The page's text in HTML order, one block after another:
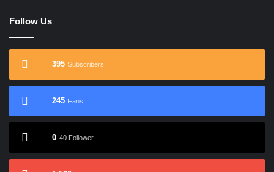
Follow Us
395 Subscribers
245 Fans
0 40 Follower